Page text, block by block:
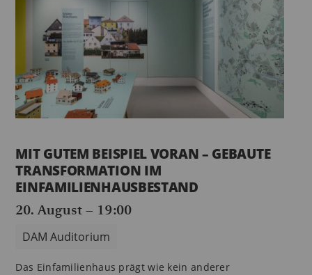
MIT GUTEM BEISPIEL VORAN – GEBAUTE
TRANSFORMATION IM
EINFAMILIENHAUSBESTAND
20. August – 19:00
DAM Auditorium
Das Einfamilienhaus prägt wie kein anderer